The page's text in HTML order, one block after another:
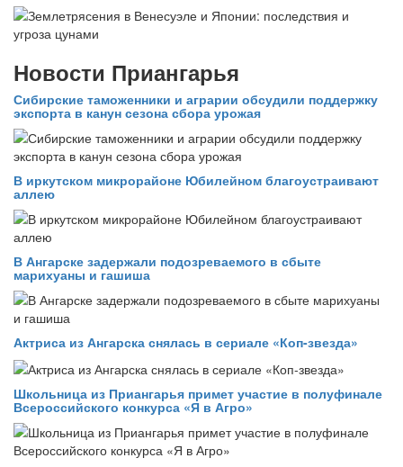
Новости Приангарья
Сибирские таможенники и аграрии обсудили поддержку
экспорта в канун сезона сбора урожая
В иркутском микрорайоне Юбилейном благоустраивают
аллею
В Ангарске задержали подозреваемого в сбыте
марихуаны и гашиша
Актриса из Ангарска снялась в сериале «Коп-звезда»
Школьница из Приангарья примет участие в полуфинале
Всероссийского конкурса «Я в Агро»